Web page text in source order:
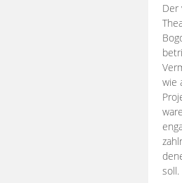
Der
wie
zahlr
soll.